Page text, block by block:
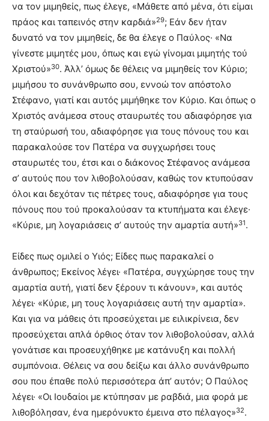
να τον μιμηθείς, πως έλεγε, «Μάθετε από μένα, ότι είμαι
πράος και ταπεινός στην καρδιά»29; Εάν δεν ήταν
δυνατό να τον μιμηθείς, δε θα έλεγε ο Παύλος· «Να
γίνεστε μιμητές μου, όπως και εγώ γίνομαι μιμητής τού
Χριστού»30. Άλλ’ όμως δε θέλεις να μιμηθείς τον Κύριο;
μιμήσου το συνάνθρωπο σου, εννοώ τον απόστολο
Στέφανο, γιατί και αυτός μιμήθηκε τον Κύριο. Και όπως ο
Χριστός ανάμεσα στους σταυρωτές του αδιαφόρησε για
τη σταύρωσή του, αδια­φόρησε για τους πόνους του και
παρακαλούσε τον Πατέρα να συγχωρήσει τους
σταυρωτές του, έτσι και ο διάκονος Στέφανος ανάμεσα
σ’ αυτούς που τον λιθοβολούσαν, καθώς τον κτυπούσαν
όλοι και δεχόταν τις πέτρες τους, αδιαφόρησε για τους
πόνους που τού προκαλούσαν τα κτυπήματα και έλεγε·
«Κύριε, μη λογαριάσεις σ’ αυτούς την αμαρτία αυτή»31.
Είδες πως ομιλεί ο Υιός; Είδες πως παρακαλεί ο
άνθρωπος; Εκείνος λέγει· «Πατέρα, συγχώρησε τους την
αμαρτία αυτή, γιατί δεν ξέρουν τι κάνουν», και αυτός
λέγει· «Κύριε, μη τους λογαριάσεις αυτή την αμαρτία».
Και για να μάθεις ότι προσεύχεται με ειλικρίνεια, δεν
προσεύχεται απλά όρθιος όταν τον λιθοβολούσαν, αλλά
γονάτισε και προσευχήθηκε με κατάνυξη και πολλή
συμπόνοια. Θέλεις να σου δείξω και άλλο συνάνθρωπο
σου που έπαθε πολύ περισσότερα άπ’ αυτόν; Ο Παύλος
λέγει· «Οι Ιουδαίοι με κτύπησαν με ραβδιά, μια φορά με
λιθοβόλησαν, ένα ημερόνυκτο έμεινα στο πέλαγος»32.